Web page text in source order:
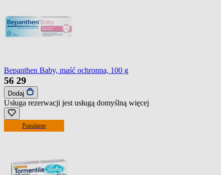
Bepanthen Baby, maść ochronna, 100 g
56 29
Dodaj
Usługa rezerwacji jest usługą domyślną więcej
Popularne